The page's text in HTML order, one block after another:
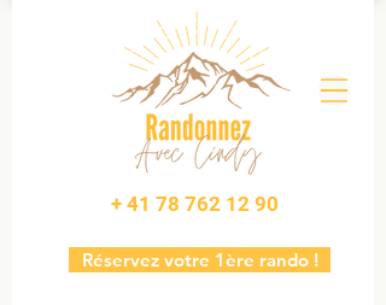
+ 41 78 762 12 90
Réservez votre 1ère rando !